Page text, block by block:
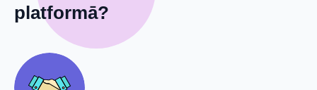
platformā?